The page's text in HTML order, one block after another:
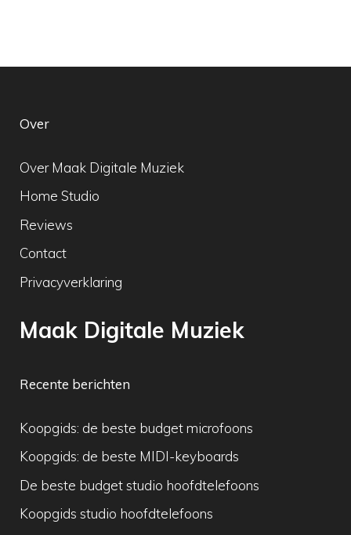
Over
Over Maak Digitale Muziek
Home Studio
Reviews
Contact
Privacyverklaring
Maak Digitale Muziek
Recente berichten
Koopgids: de beste budget microfoons
Koopgids: de beste MIDI-keyboards
De beste budget studio hoofdtelefoons
Koopgids studio hoofdtelefoons